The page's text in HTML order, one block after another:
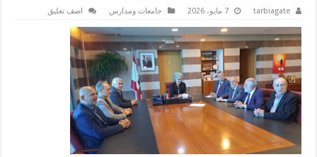
tarbiagate 7 مايو، 2026 جامعات ومدارس اضف تعليق